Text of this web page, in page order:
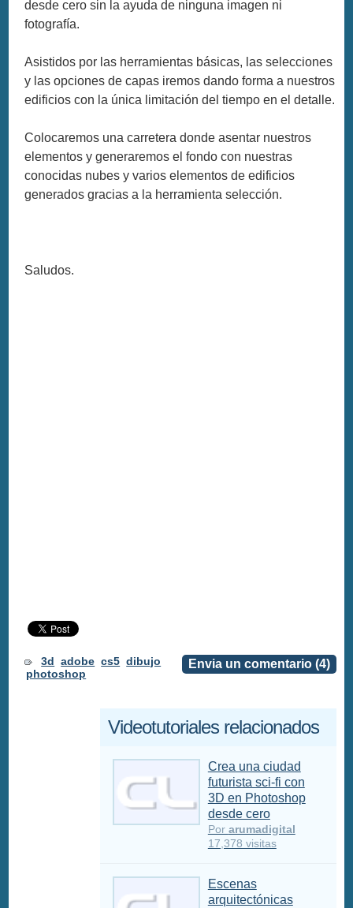
desde cero sin la ayuda de ninguna imagen ni
fotografía.
Asistidos por las herramientas básicas, las selecciones
y las opciones de capas iremos dando forma a nuestros
edificios con la única limitación del tiempo en el detalle.
Colocaremos una carretera donde asentar nuestros
elementos y generaremos el fondo con nuestras
conocidas nubes y varios elementos de edificios
generados gracias a la herramienta selección.
Saludos.
Envia un comentario (4)
3d adobe cs5 dibujo
photoshop
Videotutoriales relacionados
Crea una ciudad
futurista sci-fi con
3D en Photoshop
desde cero
Por arumadigital
17,378 visitas
Escenas
arquitectónicas